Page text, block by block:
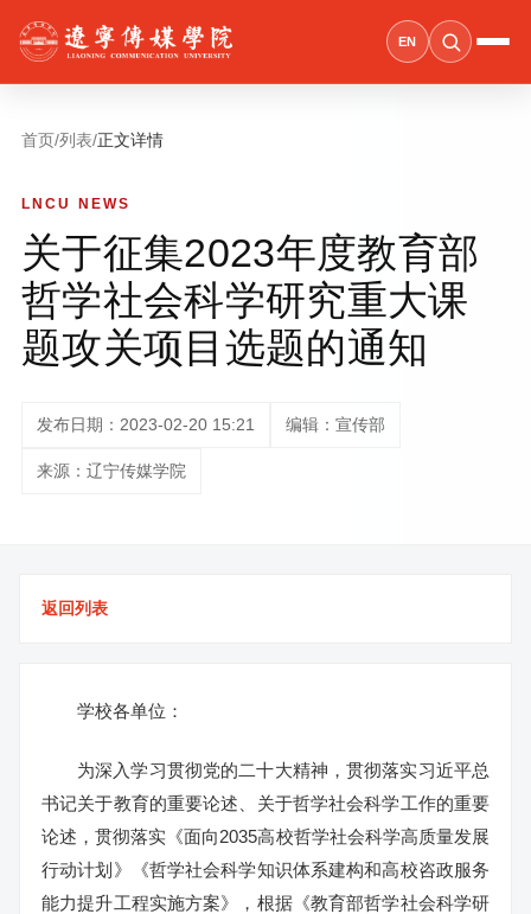
EN
首页/列表/正文详情
LNCU NEWS
关于征集2023年度教育部
哲学社会科学研究重大课
题攻关项目选题的通知
发布日期：2023-02-20 15:21 编辑：宣传部
来源：辽宁传媒学院
返回列表
学校各单位：
为深入学习贯彻党的二十大精神，贯彻落实习近平总
书记关于教育的重要论述、关于哲学社会科学工作的重要
论述，贯彻落实《面向2035高校哲学社会科学高质量发展
行动计划》《哲学社会科学知识体系建构和高校咨政服务
能力提升工程实施方案》，根据《教育部哲学社会科学研